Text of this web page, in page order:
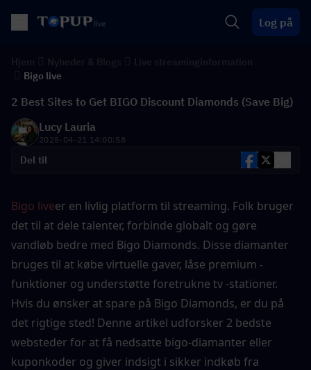
Log på
Bigo live
2 Best Sites to Get BIGO Discount Diamonds (Save Big)
Lucy Lauria
2025-04-21 14:00:58
Del til
Bigo liveer en livlig platform til streaming. Folk bruger
det til at dele talenter, forbinde globalt og gøre
vandløb bedre med Bigo Diamonds. Disse diamanter
bruges til at købe virtuelle gaver, låse premium -
funktioner og understøtte foretrukne tv -stationer.
Hvis du ønsker at spare på Bigo Diamonds, er du på
det rigtige sted! Denne artikel udforsker 2 bedste
websteder for at få nedsatte bigo-diamanter eller
kuponkoder og giver indsigt i sikker indkøb fra